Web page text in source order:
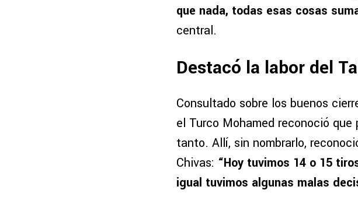
que nada, todas esas cosas
central.
Destacó la labor del
Consultado sobre los buenos
el Turco Mohamed reconoció
tanto. Allí, sin nombrarlo,
Chivas: “Hoy tuvimos 14 o 15
igual tuvimos algunas malas